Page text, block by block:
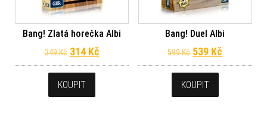
Bang! Zlatá horečka Albi
349Kč Původní cena byla: 349 Kč.
314 KčAktuální cena je: 314 Kč.
KOUPIT
Bang! Duel Albi
599Kč Původní cena
539 Kč
KOUPIT